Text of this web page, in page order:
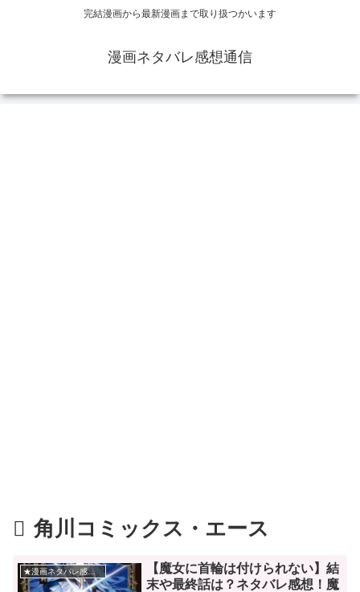
完結漫画から最新漫画まで取り扱つかいます
漫画ネタバレ感想通信
角川コミックス・エース
★漫画ネタバレ感想★
【魔女に首輪は付けられない】結
末や最終話は？ネタバレ感想！魔